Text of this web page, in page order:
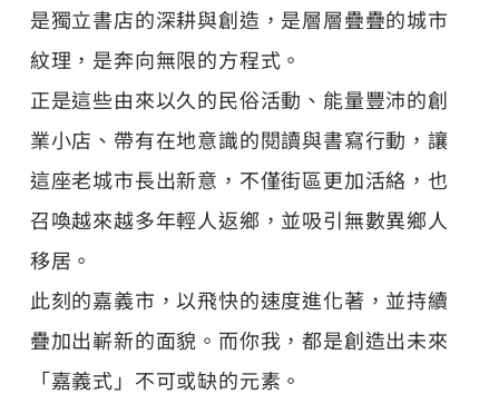
是獨立書店的深耕與創造，是層層疊疊的城市
紋理，是奔向無限的方程式。
正是這些由來以久的民俗活動、能量豐沛的創
業小店、帶有在地意識的閱讀與書寫行動，讓
這座老城市長出新意，不僅街區更加活絡，也
召喚越來越多年輕人返鄉，並吸引無數異鄉人
移居。
此刻的嘉義市，以飛快的速度進化著，並持續
疊加出嶄新的面貌。而你我，都是創造出未來
「嘉義式」不可或缺的元素。